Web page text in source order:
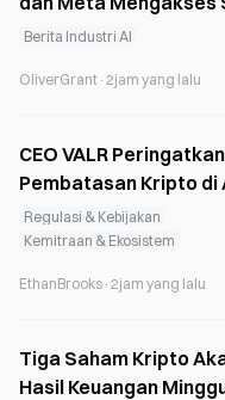
Tanpa Izin dalam
Berita Industri AI
OliverGrant · 2jam yang lalu
CEO VALR Peringatkan
Pembatasan Kripto di
Selatan Dapat
ke Luar Negeri
Regulasi & Kebijakan
Kemitraan & Ekosistem
EthanBrooks · 2jam yang lalu
Tiga Saham Kripto
Hasil Keuangan